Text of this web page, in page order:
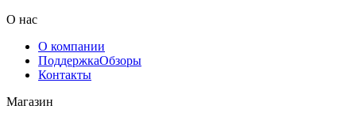
О нас
О компании
ПоддержкаОбзоры
Контакты
Магазин